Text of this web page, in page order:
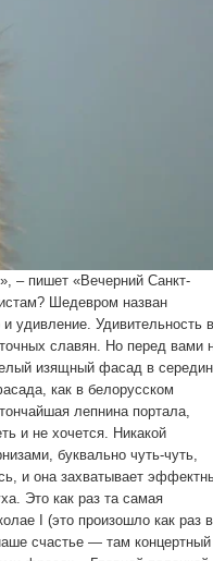
– пишет «Вечерний Санкт-
Шедевром назван
удивление. Удивительность в
славян. Но перед вами
изящный фасад в
как в белорусском
лепнина портала,
и не хочется. Никакой
буквально чуть-чуть,
и она захватывает
Это как раз та самая
I (это произошло как раз в
счастье — там концертный